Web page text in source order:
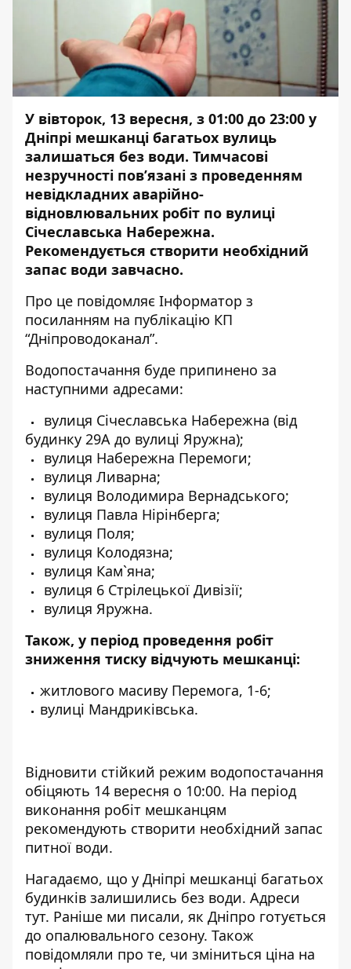
У вівторок, 13 вересня, з 01:00 до 23:00 у
Дніпрі мешканці багатьох вулиць
залишаться без води. Тимчасові
незручності пов’язані з проведенням
невідкладних аварійно-
відновлювальних робіт по вулиці
Січеславська Набережна.
Рекомендується створити необхідний
запас води завчасно.
Про це повідомляє Інформатор з
посиланням на публікацію КП
“Дніпроводоканал”.
Водопостачання буде припинено за
наступними адресами:
вулиця Січеславська Набережна (від
будинку 29А до вулиці Яружна);
вулиця Набережна Перемоги;
вулиця Ливарна;
вулиця Володимира Вернадського;
вулиця Павла Нірінберга;
вулиця Поля;
вулиця Колодязна;
вулиця Кам`яна;
вулиця 6 Стрілецької Дивізії;
вулиця Яружна.
Також, у період проведення робіт
зниження тиску відчують мешканці:
житлового масиву Перемога, 1-6;
вулиці Мандриківська.
Відновити стійкий режим водопостачання
обіцяють 14 вересня о 10:00. На період
виконання робіт мешканцям
рекомендують створити необхідний запас
питної води.
Нагадаємо, що у Дніпрі мешканці багатьох
будинків залишились без води. Адреси
тут. Раніше ми писали, як Дніпро готується
до опалювального сезону. Також
повідомляли про те, чи зміниться ціна на